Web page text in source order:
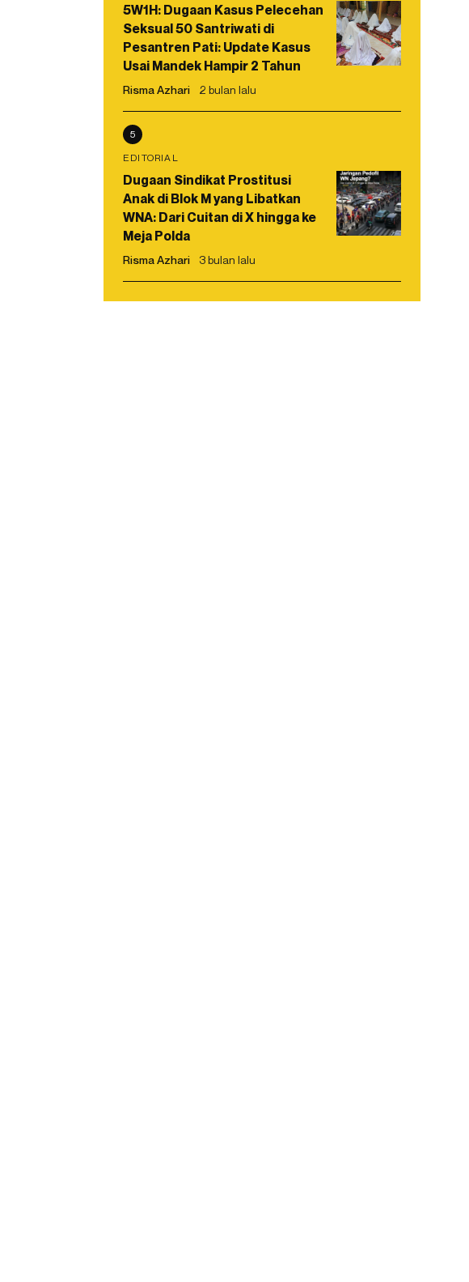
5W1H: Dugaan Kasus Pelecehan
Seksual 50 Santriwati di
Pesantren Pati: Update Kasus
Usai Mandek Hampir 2 Tahun
Risma Azhari 2 bulan lalu
5
EDITORIAL
Dugaan Sindikat Prostitusi
Anak di Blok M yang Libatkan
WNA: Dari Cuitan di X hingga ke
Meja Polda
Risma Azhari 3 bulan lalu